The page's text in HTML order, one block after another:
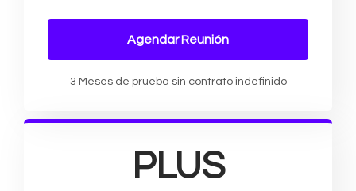
Agendar Reunión
3 Meses de prueba sin contrato indefinido
PLUS